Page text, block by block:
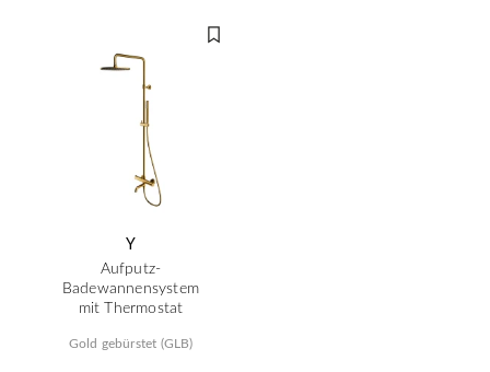
Y
Aufputz-
Badewannensystem
mit Thermostat
Gold gebürstet (GLB)